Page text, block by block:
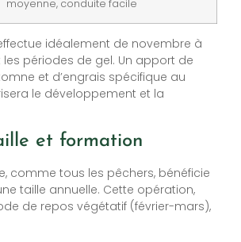
moyenne, conduite facile
idéalement de novembre à
périodes de gel. Un apport de
et d’engrais spécifique au
le développement et la
et formation
comme tous les pêchers, bénéficie
taille annuelle. Cette opération,
de repos végétatif (février-mars),